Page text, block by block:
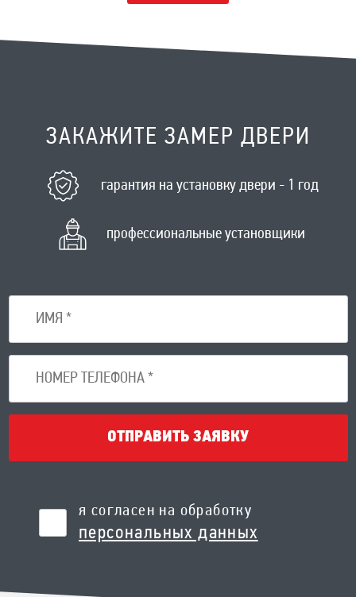
ЗАКАЖИТЕ ЗАМЕР ДВЕРИ
гарантия на установку двери - 1 год
профессиональные установщики
ОТПРАВИТЬ ЗАЯВКУ
я согласен на обработку
персональных данных